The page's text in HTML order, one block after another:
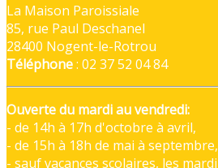
La Maison Paroissiale
85, rue Paul Deschanel
28400 Nogent-le-Rotrou
Téléphone: 02 37 52 04 84
Ouverte du mardi au vendredi:
- de 14h à 17h d'octobre à avril,
- de 15h à 18h de mai à septembre,
- sauf vacances scolaires, les mardi